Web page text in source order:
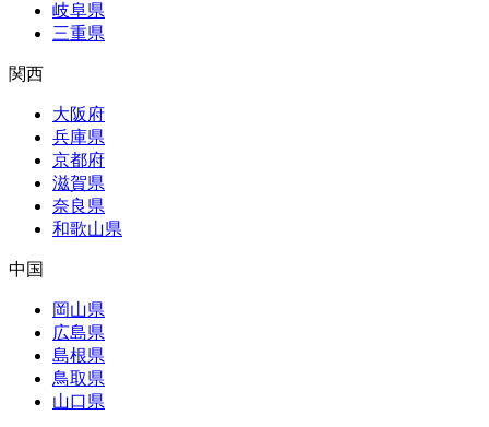
岐阜県
三重県
関西
大阪府
兵庫県
京都府
滋賀県
奈良県
和歌山県
中国
岡山県
広島県
島根県
鳥取県
山口県